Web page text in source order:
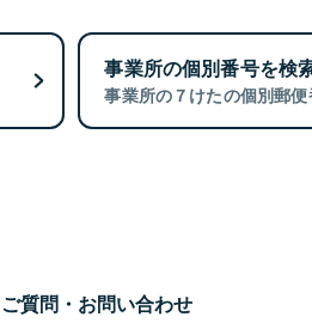
事業所の個別番号を検
事業所の７けたの個別郵便
質問・お問い合わせ